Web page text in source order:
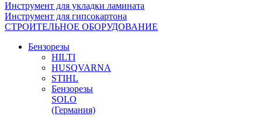
Инструмент для укладки ламината
Инструмент для гипсокартона
СТРОИТЕЛЬНОЕ ОБОРУДОВАНИЕ
Бензорезы
HILTI
HUSQVARNA
STIHL
Бензорезы
SOLO
(Германия)